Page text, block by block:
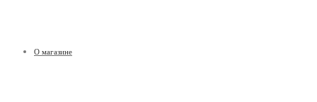
О магазине